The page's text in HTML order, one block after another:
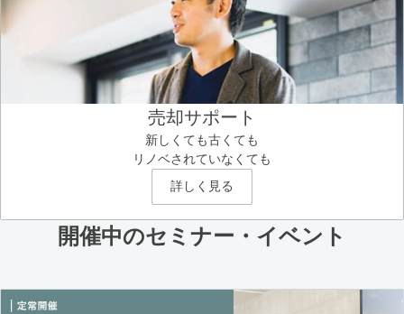
売却サポート
新しくても古くても
リノベされていなくても
詳しく見る
開催中のセミナー・イベント